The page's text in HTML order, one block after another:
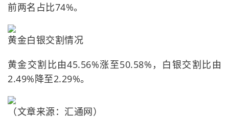
前两名占比74%。
黄金白银交割情况
黄金交割比由45.56%涨至50.58%，白银交割比由
2.49%降至2.29%。
（文章来源：汇通网）